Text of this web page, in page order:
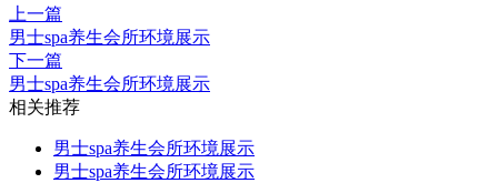
上一篇
男士spa养生会所环境展示
下一篇
男士spa养生会所环境展示
相关推荐
男士spa养生会所环境展示
男士spa养生会所环境展示